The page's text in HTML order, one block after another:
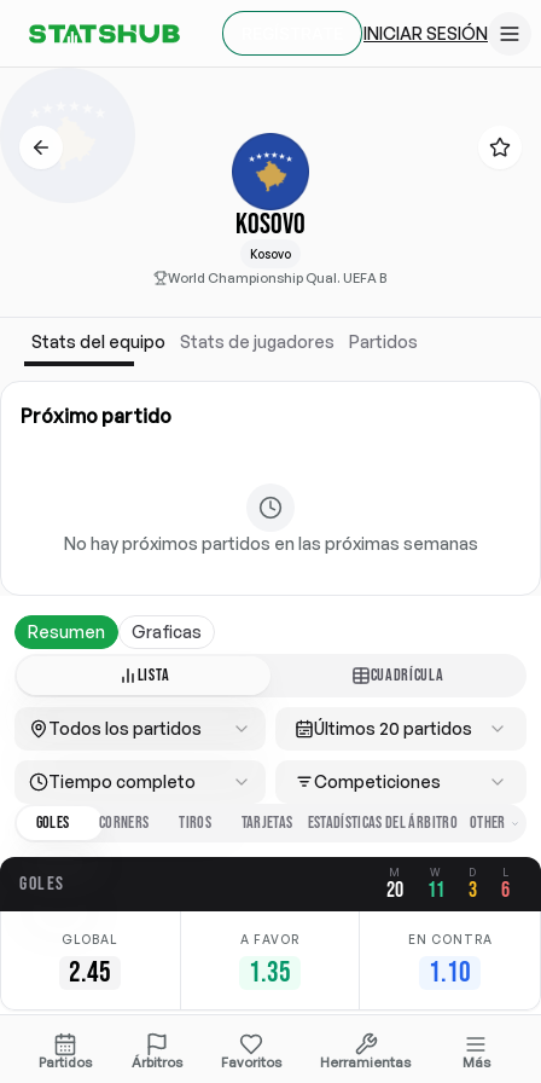
INICIAR SESIÓN
KOSOVO
Kosovo
World Championship Qual. UEFA B
Stats del equipo Stats de jugadores Partidos
Próximo partido
No hay próximos partidos en las próximas semanas
Resumen Graficas
LISTA CUADRÍCULA
Todos los partidos Últimos 20 partidos
Tiempo completo
Competiciones
GOLES
CORNERS TIROS TARJETAS ESTADÍSTICAS DEL ÁRBITRO
GOLES M
20
W
11
D
3
L
6
GLOBAL
2.45
A FAVOR
1.35
EN CONTRA
1.10
Fecha Casa Fuera Competición
Partidos Árbitros Favoritos Herramientas Más